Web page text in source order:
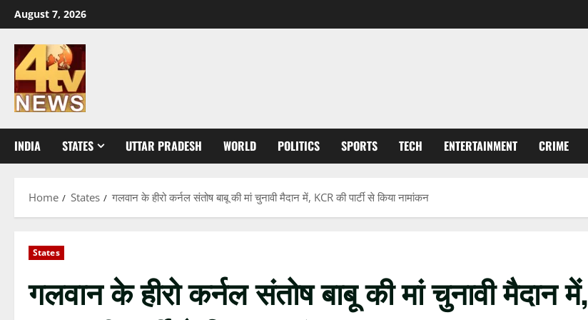
Skip
to
content
August 7, 2026
INDIA STATES UTTAR PRADESH WORLD POLITICS SPORTS TECH ENTERTAINMENT CRIME
Home States गलवान के हीरो कर्नल संतोष बाबू की मां चुनावी मैदान में, KCR की पार्टी से किया नामांकन
States
गलवान के हीरो कर्नल संतोष बाबू की मां चुनावी मैदान में,